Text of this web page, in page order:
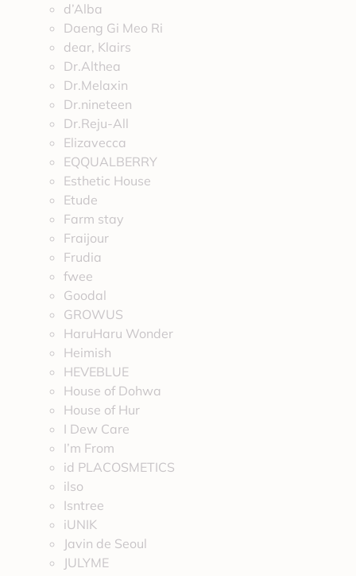
d’Alba
Daeng Gi Meo Ri
dear, Klairs
Dr.Althea
Dr.Melaxin
Dr.nineteen
Dr.Reju-All
Elizavecca
EQQUALBERRY
Esthetic House
Etude
Farm stay
Fraijour
Frudia
fwee
Goodal
GROWUS
HaruHaru Wonder
Heimish
HEVEBLUE
House of Dohwa
House of Hur
I Dew Care
I’m From
id PLACOSMETICS
ilso
Isntree
iUNIK
Javin de Seoul
JULYME